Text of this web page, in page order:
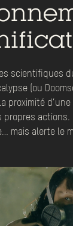
scientifiques
(ou
proximité
propres actions.
mais alerte le